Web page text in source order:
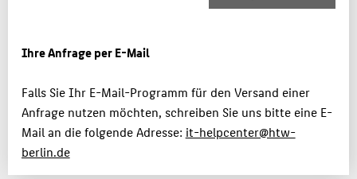
Ihre Anfrage per E-Mail
Falls Sie Ihr E-Mail-Programm für den Versand einer
Anfrage nutzen möchten, schreiben Sie uns bitte eine E-
Mail an die folgende Adresse: it-helpcenter@htw-
berlin.de